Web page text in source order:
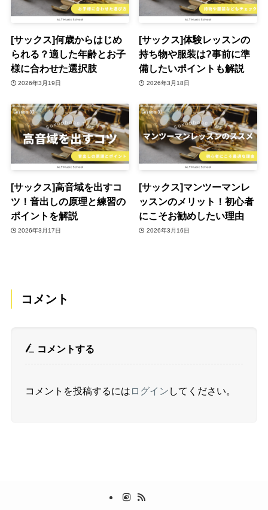
[サックス]何歳からはじめ
られる？適した年齢とお子
様に合わせた選択肢
2026年3月19日
[サックス]体験レッスンの
持ち物や服装は?事前に準
備したいポイントも解説
2026年3月18日
[サックス]高音域を出すコ
ツ！音出しの原理と練習の
ポイントを解説
2026年3月17日
[サックス]マンツーマンレ
ッスンのメリット！初心者
にこそお勧めしたい理由
2026年3月16日
コメント
コメントする
コメントを投稿するには ログイン してください。